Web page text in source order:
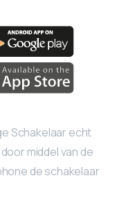
Schakelaar echt
middel van de
de schakelaar